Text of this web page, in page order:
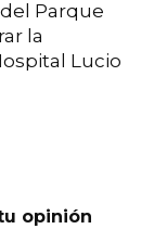
Parque
la
Lucio
opinión